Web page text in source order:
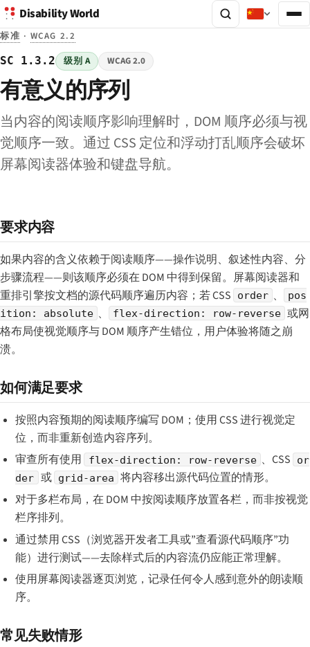
Disability World
标准 · WCAG 2.2
SC 1.3.2 级别 A WCAG 2.0
有意义的序列
当内容的阅读顺序影响理解时，DOM 顺序必须与视
觉顺序一致。通过 CSS 定位和浮动打乱顺序会破坏
屏幕阅读器体验和键盘导航。
要求内容
如果内容的含义依赖于阅读顺序——操作说明、叙述性内容、分
步骤流程——则该顺序必须在 DOM 中得到保留。屏幕阅读器和
重排引擎按文档的源代码顺序遍历内容；若 CSS
order 、
pos
ition: absolute 、 flex-direction: row-reverse 或网
格布局使视觉顺序与 DOM 顺序产生错位，用户体验将随之崩
溃。
如何满足要求
按照内容预期的阅读顺序编写 DOM；使用 CSS 进行视觉定
位，而非重新创造内容序列。
审查所有使用
flex-direction: row-reverse 、CSS
or
der 或 grid-area 将内容移出源代码位置的情形。
对于多栏布局，在 DOM 中按阅读顺序放置各栏，而非按视觉
栏序排列。
通过禁用 CSS（浏览器开发者工具或”查看源代码顺序”功
能）进行测试——去除样式后的内容流仍应能正常理解。
使用屏幕阅读器逐页浏览，记录任何令人感到意外的朗读顺
序。
常见失败情形